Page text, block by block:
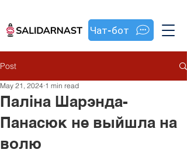
Чат-бот
Post
Паліна Шарэнда-
Панасюк не выйшла на
волю
May 21, 2024 1 min read